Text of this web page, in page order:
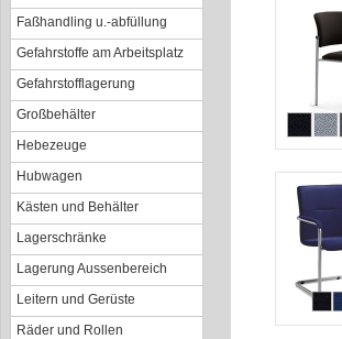
Faßhandling u.-abfüllung
Gefahrstoffe am Arbeitsplatz
Gefahrstofflagerung
Großbehälter
Hebezeuge
Hubwagen
Kästen und Behälter
Lagerschränke
Lagerung Aussenbereich
Leitern und Gerüste
Räder und Rollen